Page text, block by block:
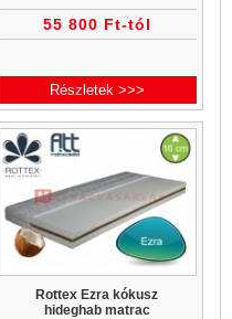
kókuszmatrac, gyerekmatrac és
gyerekmatracok a Matrac
55 800 Ft-tól
Részletek >>>
Rottex Ezra kókusz
hideghab matrac